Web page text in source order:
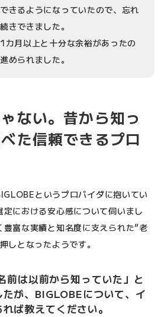
きるようになっていたので、忘れ
きできました。
カ月以上と十分な余裕があったの
められました。
ない。昔から知っ
た信頼できるプロ
というプロバイダに抱いてい
における安心感について伺いまし
富な実績と知名度に支えられた“老
しとなったようです。
前は以前から知っていた」と
が、BIGLOBEについて、イ
ば教えてください。